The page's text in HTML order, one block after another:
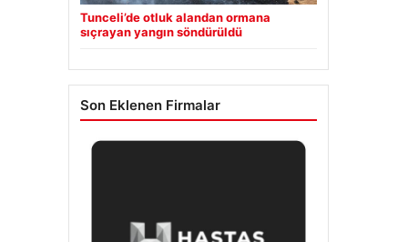
Tunceli’de otluk alandan ormana
sıçrayan yangın söndürüldü
Son Eklenen Firmalar